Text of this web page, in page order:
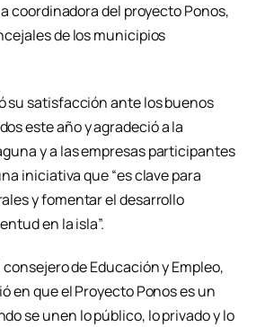
coordinadora del proyecto Ponos,
de los municipios
su satisfacción ante los buenos
este año y agradeció a la
y a las empresas participantes
iniciativa que “es clave para
y fomentar el desarrollo
en la isla”.
de Educación y Empleo,
en que el Proyecto Ponos es un
se unen lo público, lo privado y lo